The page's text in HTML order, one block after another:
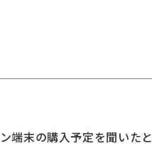
端末の購入予定を聞いたと